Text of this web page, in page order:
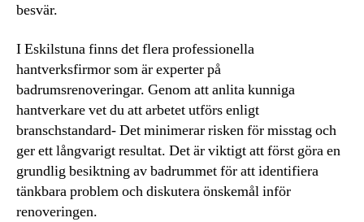
besvär.
I Eskilstuna finns det flera professionella
hantverksfirmor som är experter på
badrumsrenoveringar. Genom att anlita kunniga
hantverkare vet du att arbetet utförs enligt
branschstandard- Det minimerar risken för misstag och
ger ett långvarigt resultat. Det är viktigt att först göra en
grundlig besiktning av badrummet för att identifiera
tänkbara problem och diskutera önskemål inför
renoveringen.